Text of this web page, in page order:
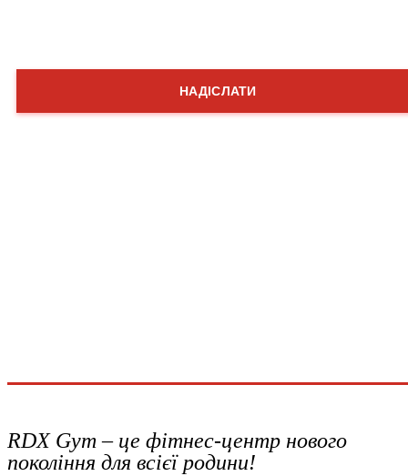
RDX Gym – це фітнес-центр нового
покоління для всієї родини!